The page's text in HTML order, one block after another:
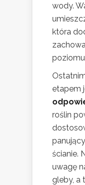
wody.
która
etapem
roślin
ścianie.
uwagę
gleby, a